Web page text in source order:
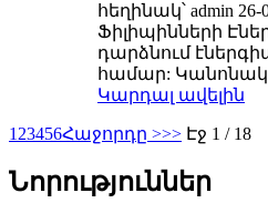
հեղինակ՝ admin 26-
Ֆիլիպինների
դարձնում
համար:
Կարդալ ավելին
1 23456Հաջորդը >>> Էջ 1 / 18
Նորություններ